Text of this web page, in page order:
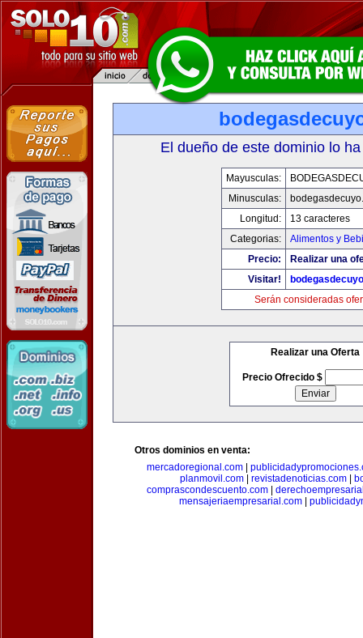
El dueño de este dominio lo
Mayusculas:
Minusculas:
Longitud:
13 caracteres
Categorias:
Alimentos y
Precio:
Realizar una
Visitar!
Serán consideradas
Realizar una Oferta
Precio Ofrecido $
Otros dominios en venta:
mercadoregional.com
planmovil.com| revistadenoticias.com|
comprascondescuento.com
mensajeriaempresarial.com|